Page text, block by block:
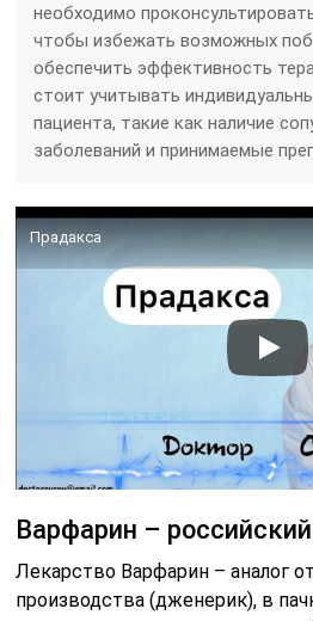
необходимо
чтобы избежать возможных
обеспечить эффективность
стоит учитывать
пациента, такие как наличие
заболеваний и принимаемые
Прадакса
Варфарин –
Лекарство Варфарин – аналог
производства (дженерик), в